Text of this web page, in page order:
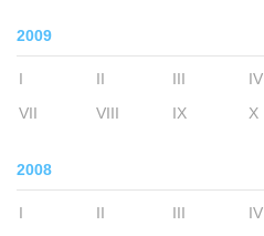
2009
I II III IV
VII
VIII IX X
2008
I II III IV